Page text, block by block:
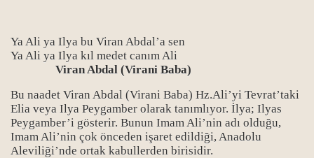
Ya Ali ya Ilya bu Viran Abdal’a sen
Ya Ali ya Ilya kıl medet canım Ali
Viran Abdal (Virani Baba)
Bu naadet Viran Abdal (Virani Baba) Hz.Ali’yi Tevrat’taki
Elia veya Ilya Peygamber olarak tanımlıyor. İlya; Ilyas
Peygamber’i gösterir. Bunun Imam Ali’nin adı olduğu,
Imam Ali’nin çok önceden işaret edildiği, Anadolu
Aleviliği’nde ortak kabullerden birisidir.